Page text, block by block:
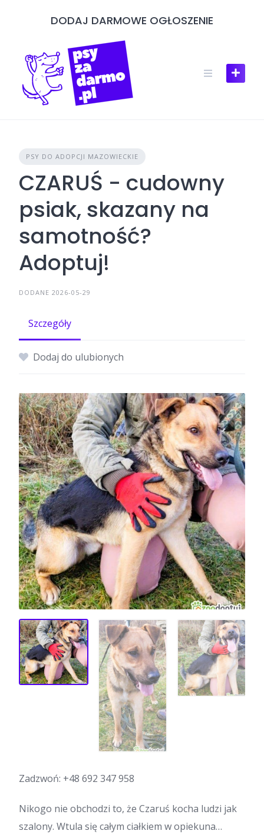
DODAJ DARMOWE OGŁOSZENIE
PSY DO ADOPCJI MAZOWIECKIE
CZARUŚ - cudowny
psiak, skazany na
samotność?
Adoptuj!
DODANE 2026-05-29
Szczegóły
Dodaj do ulubionych
Zadzwoń: +48 692 347 958
Nikogo nie obchodzi to, że Czaruś kocha ludzi jak
szalony. Wtula się całym ciałkiem w opiekuna…